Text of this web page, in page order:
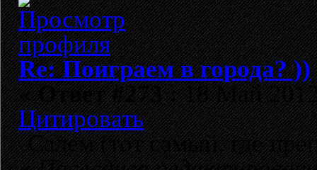
Re: Поиграем в города? ))
«Ответ #273 :18 Май
Цитировать
Салем (тот самый, где